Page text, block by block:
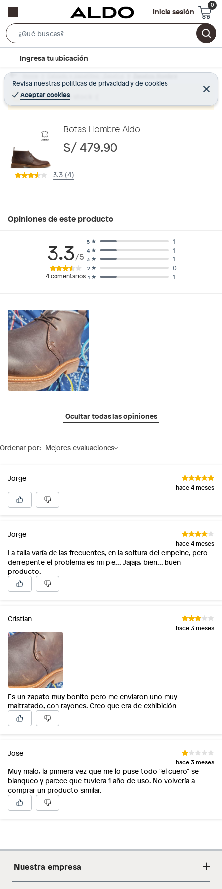
Inicia sesión
e
r
c
B
r
c
t
Ingresa tu ubicación
Revisa nuestras políticas de privacidadyde cookies
Aceptar cookies
C
e
r
Home Calzado y zapatillas - Zapatos Zapatos Hombre
Producto sin stock :(
Botas Hombre Aldo
S/ 479.90
3.3 (4)
Opiniones de este producto
3.3/5
4 comentarios 1 1
2 0
3 1
4 1
5 1
Ocultar todas las opiniones
Ordenar por: Mejores evaluaciones
Jorge
hace 4 meses
Jorge
hace 4 meses
La talla varía de las frecuentes, en la soltura del empeine, pero
derrepente el problema es mi pie... Jajaja, bien... buen
producto.
Cristian
hace 3 meses
Es un zapato muy bonito pero me enviaron uno muy
maltratado, con rayones. Creo que era de exhibición
Jose
hace 3 meses
Muy malo, la primera vez que me lo puse todo "el cuero" se
blanqueo y parece que tuviera 1 año de uso. No volvería a
comprar un producto similar.
Nuestra empresa